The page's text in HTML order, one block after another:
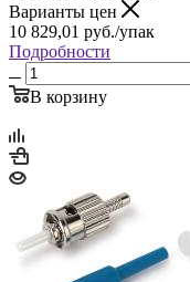
Варианты цен
10 829,01 руб./упак
Подробности
В корзину